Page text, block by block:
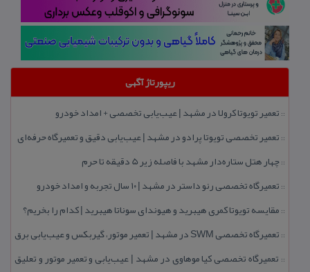
ریپورتاژ آگهی
:: تعمیر تویوتا كرولا در مشهد | عیب‌یابی تخصصی + امداد خودرو
:: تعمیر تخصصی تویوتا پرادو در مشهد | عیب‌یابی دقیق و تعمیرگاه حرفه‌ای
::چهار هتل‌ ستاره‌دار مشهد با فاصله زیر 5 دقیقه تا حرم
:: تعمیرگاه تخصصی رنو داستر در مشهد | ۱۰ سال تجربه و امداد خودرو
:: مقایسه تویوتا كمری هیبرید و هیوندای سوناتا هیبرید | كدام را بخریم؟
:: تعمیرگاه تخصصی SWM در مشهد | تعمیر موتور، گیربكس و عیب‌یابی برق
:: تعمیرگاه تخصصی كیا موهاوی در مشهد | عیب‌یابی و تعمیر موتور و تعلیق